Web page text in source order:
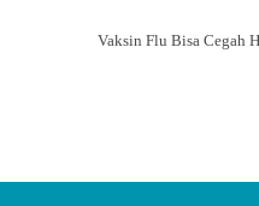
Vaksin Flu Bisa Cegah